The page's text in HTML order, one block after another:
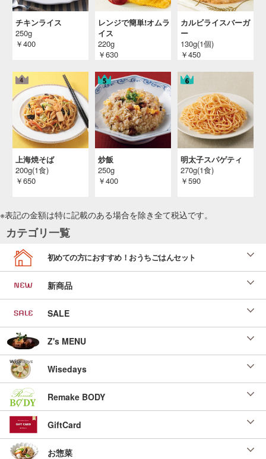
チキンライス
250g
￥400
レンジで簡単!オムラ
イス
220g
￥630
カルビライスバーガ
ー
130g(1個)
￥450
上海焼そば
200g(1食)
￥650
炒飯
250g
￥400
明太子スパゲティ
270g(1食)
￥590
※表記の金額は特に記載のある場合を除き全て税込です。
カテゴリ一覧
初めての方におすすめ！おうちごはんセット
新商品
SALE
Z's MENU
Wisedays
Remake BODY
GiftCard
お惣菜